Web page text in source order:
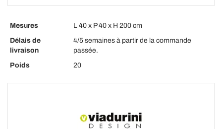
Mesures
L 40 x P 40 x H 200 cm
Délais de
livraison
4/5 semaines à partir de la commande
passée.
Poids
20